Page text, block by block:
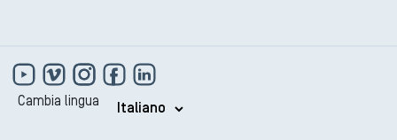
Cambia lingua